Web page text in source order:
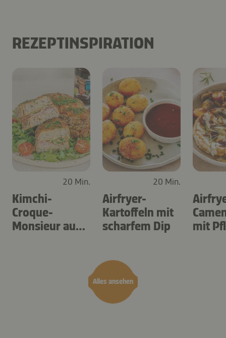
REZEPTINSPIRATION
Alles ansehen
20 Min.
Kimchi-
Croque-
Monsieur aus
20 Min.
Airfryer-
Kartoffeln mit
scharfem Dip
mit